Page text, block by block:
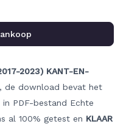
2023) KANT-EN-
, de download bevat het
in PDF-bestand Echte
al 100% getest en KLAAR